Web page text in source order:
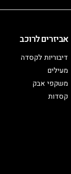
אביזרים לרוכב
דיבוריות לקסדה
מעילים
משקפי אבק
קסדות